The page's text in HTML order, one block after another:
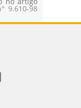
9.610-98